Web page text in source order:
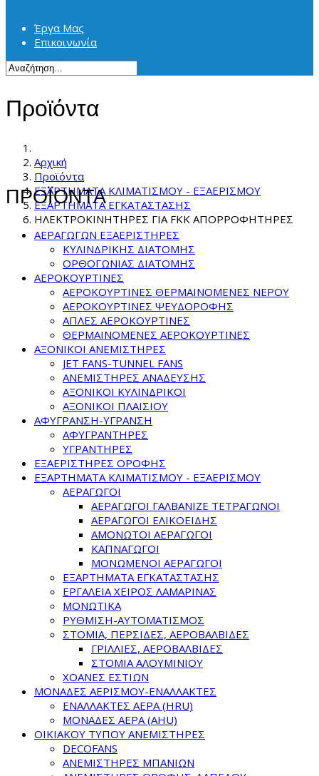
Έργα Μας
Επικοινωνία
Προϊόντα
Αρχική
Προϊόντα
ΕΞΑΡΤΗΜΑΤΑ ΚΛΙΜΑΤΙΣΜΟΥ - ΕΞΑΕΡΙΣΜΟΥ
ΕΞΑΡΤΗΜΑΤΑ ΕΓΚΑΤΑΣΤΑΣΗΣ
ΗΛΕΚΤΡΟΚΙΝΗΤΗΡΕΣ ΓΙΑ FKK ΑΠΟΡΡΟΦΗΤΗΡΕΣ
ΠΡΟΪΟΝΤΑ
ΑΕΡΑΓΩΓΩΝ ΕΞΑΕΡΙΣΤΗΡΕΣ
ΚΥΛΙΝΔΡΙΚΗΣ ΔΙΑΤΟΜΗΣ
ΟΡΘΟΓΩΝΙΑΣ ΔΙΑΤΟΜΗΣ
ΑΕΡΟΚΟΥΡΤΙΝΕΣ
ΑΕΡΟΚΟΥΡΤΙΝΕΣ ΘΕΡΜΑΙΝΟΜΕΝΕΣ NEPOY
ΑΕΡΟΚΟΥΡΤΙΝΕΣ ΨΕΥΔΟΡΟΦΗΣ
ΑΠΛΕΣ ΑΕΡΟΚΟΥΡΤΙΝΕΣ
ΘΕΡΜΑΙΝΟΜΕΝΕΣ ΑΕΡΟΚΟΥΡΤΙΝΕΣ
ΑΞΟΝΙΚΟΙ ΑΝΕΜΙΣΤΗΡΕΣ
JET FANS-TUNNEL FANS
ΑΝΕΜΙΣΤΗΡΕΣ ΑΝΑΔΕΥΣΗΣ
ΑΞΟΝΙΚΟΙ ΚΥΛΙΝΔΡΙΚΟΙ
ΑΞΟΝΙΚΟΙ ΠΛΑΙΣΙΟΥ
ΑΦΥΓΡΑΝΣΗ-ΥΓΡΑΝΣΗ
ΑΦΥΓΡΑΝΤΗΡΕΣ
ΥΓΡΑΝΤΗΡΕΣ
ΕΞΑΕΡΙΣΤΗΡΕΣ ΟΡΟΦΗΣ
ΕΞΑΡΤΗΜΑΤΑ ΚΛΙΜΑΤΙΣΜΟΥ - ΕΞΑΕΡΙΣΜΟΥ
ΑΕΡΑΓΩΓΟΙ
ΑΕΡΑΓΩΓΟΙ ΓΑΛΒΑΝΙΖΕ ΤΕΤΡΑΓΩΝΟΙ
ΑΕΡΑΓΩΓΟΙ ΕΛΙΚΟΕΙΔΗΣ
ΑΜΟΝΩΤΟΙ ΑΕΡΑΓΩΓΟΙ
ΚΑΠΝΑΓΩΓΟΙ
ΜΟΝΩΜΕΝΟΙ ΑΕΡΑΓΩΓΟΙ
ΕΞΑΡΤΗΜΑΤΑ ΕΓΚΑΤΑΣΤΑΣΗΣ
ΕΡΓΑΛΕΙΑ ΧΕΙΡΟΣ ΛΑΜΑΡΙΝΑΣ
ΜΟΝΩΤΙΚΑ
ΡΥΘΜΙΣΗ-ΑΥΤΟΜΑΤΙΣΜΟΣ
ΣΤΟΜΙΑ, ΠΕΡΣΙΔΕΣ, ΑΕΡΟΒΑΛΒΙΔΕΣ
ΓΡΙΛΛΙΕΣ, ΑΕΡΟΒΑΛΒΙΔΕΣ
ΣΤΟΜΙΑ ΑΛΟΥΜΙΝΙΟΥ
ΧΟΑΝΕΣ ΕΣΤΙΩΝ
ΜΟΝΑΔΕΣ ΑΕΡΙΣΜΟΥ-ΕΝΑΛΛΑΚΤΕΣ
ΕΝΑΛΛΑΚΤΕΣ ΑΕΡΑ (HRU)
ΜΟΝΑΔΕΣ ΑΕΡΑ (AHU)
ΟΙΚΙΑΚΟΥ ΤΥΠΟΥ ΑΝΕΜΙΣΤΗΡΕΣ
DECOFANS
ΑΝΕΜΙΣΤΗΡΕΣ ΜΠΑΝΙΩΝ